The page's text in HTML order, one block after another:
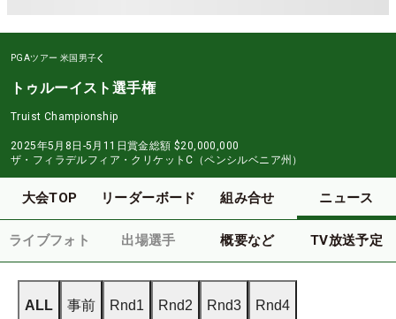
PGAツアー 米国男子
トゥルーイスト選手権
Truist Championship
2025年5月8日-5月11日賞金総額 $20,000,000
ザ・フィラデルフィア・クリケットC（ペンシルベニア州）
大会TOP リーダーボード 組み合せ ニュース
ライブフォト 出場選手 概要など TV放送予定
ALL 事前 Rnd1 Rnd2 Rnd3 Rnd4